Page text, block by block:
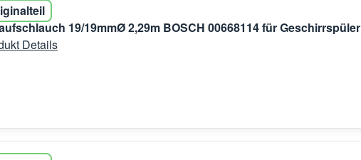
19/19mmØ 2,29m BOSCH 00668114 für Geschirrspüler
Details